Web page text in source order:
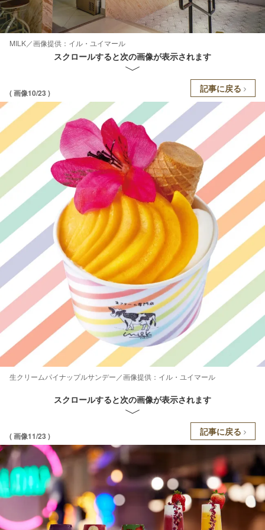
MILK／画像提供：イル・ユイマール
スクロールすると次の画像が表示されます
( 画像10/23 ) 記事に戻る
生クリームパイナップルサンデー／画像提供：イル・ユイマール
スクロールすると次の画像が表示されます
( 画像11/23 ) 記事に戻る